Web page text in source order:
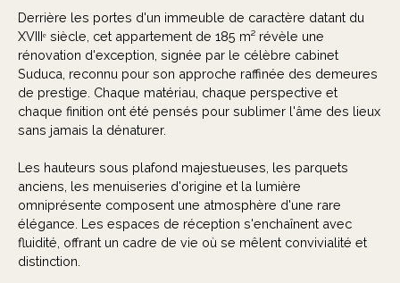
Derrière les portes d'un immeuble de caractère datant du
XVIIIᵉ siècle, cet appartement de 185 m² révèle une
rénovation d'exception, signée par le célèbre cabinet
Suduca, reconnu pour son approche raffinée des demeures
de prestige. Chaque matériau, chaque perspective et
chaque finition ont été pensés pour sublimer l'âme des lieux
sans jamais la dénaturer.
Les hauteurs sous plafond majestueuses, les parquets
anciens, les menuiseries d'origine et la lumière
omniprésente composent une atmosphère d'une rare
élégance. Les espaces de réception s'enchaînent avec
fluidité, offrant un cadre de vie où se mêlent convivialité et
distinction.